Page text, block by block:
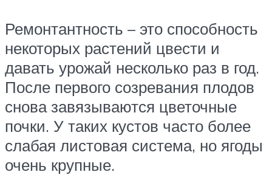
Ремонтантность – это способность
некоторых растений цвести и
давать урожай несколько раз в год.
После первого созревания плодов
снова завязываются цветочные
почки. У таких кустов часто более
слабая листовая система, но ягоды
очень крупные.